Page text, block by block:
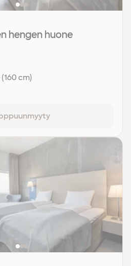
hengen huone
cm)